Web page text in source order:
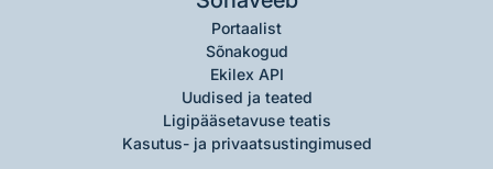
Portaalist
Sõnakogud
Ekilex API
Uudised ja teated
Ligipääsetavuse teatis
Kasutus- ja privaatsustingimused